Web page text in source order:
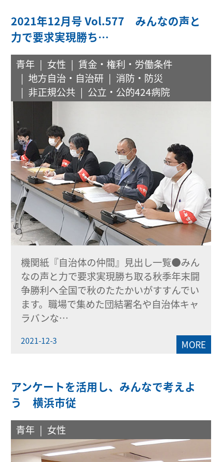
2021年12月号 Vol.577 みんなの声と
力で要求実現勝ち…
青年 女性
賃金・権利・労働条件
地方自治・自治研
消防・防災
非正規公共
公立・公的424病院
機関紙『自治体の仲間』見出し一覧●みん
なの声と力で要求実現勝ち取る秋季年末闘
争勝利へ全国で秋のたたかいがすすんでい
ます。職場で集めた団結署名や自治体キャ
ラバンな…
2021-12-3 MORE
アンケートを活用し、みんなで考えよ
う 横浜市従
青年 女性